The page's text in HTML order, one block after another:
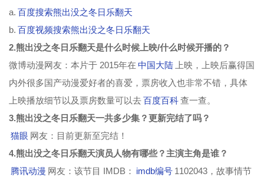
a. 百度搜索熊出没之冬日乐翻天
b. 百度视频搜索熊出没之冬日乐翻天
2.熊出没之冬日乐翻天是什么时候上映/什么时候开播的？
微博动漫网友：本片于 2015年在 中国大陆
上映，上映后赢得国
内外很多国产动漫爱好者的喜爱，票房收入也非常不错，具体
上映播放细节以及票房数量可以去百度百科查一查。
3.熊出没之冬日乐翻天一共多少集？更新完结了吗？
猫眼 网友：目前更新至完结！
4.熊出没之冬日乐翻天演员人物有哪些？主演主角是谁？
腾讯动漫 网友：该节目 IMDB： imdb编号 1102043，故事情节